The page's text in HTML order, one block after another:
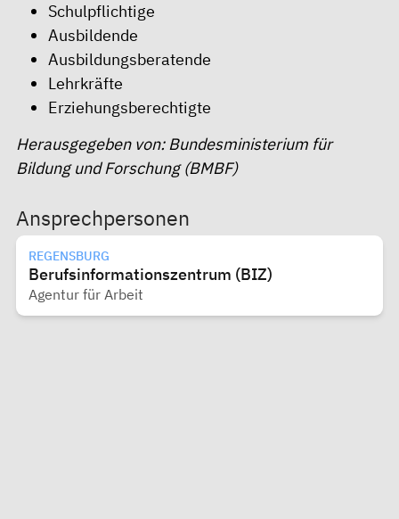
Schulpflichtige
Ausbildende
Ausbildungsberatende
Lehrkräfte
Erziehungsberechtigte
Herausgegeben von: Bundesministerium für
Bildung und Forschung (BMBF)
Ansprechpersonen
REGENSBURG
Berufsinformationszentrum (BIZ)
Agentur für Arbeit